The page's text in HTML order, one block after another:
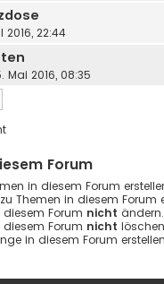
2016, 22:44
Mai 2016, 08:35
Forum
in diesem Forum
Themen in diesem Forum
Forum nicht ändern.
Forum nicht
in diesem Forum